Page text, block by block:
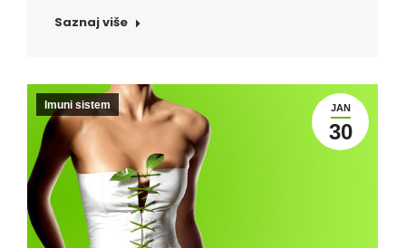
Saznaj više
JAN
30
Imuni sistem